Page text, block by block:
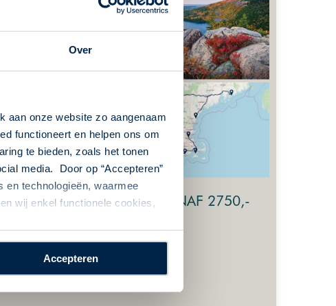
Over
aan onze website zo aangenaam
functioneert en helpen ons om
te bieden, zoals het tonen
media. Door op “Accepteren”
en technologieën, waarmee
wij enkel functionele cookies,
Accepteren
| 14 nacht(en) of
GreatLakes-Travel
VANAF 2750,-